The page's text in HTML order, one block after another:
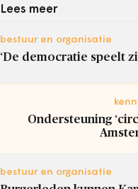
Lees meer
bestuur en organisatie
‘De democratie speelt
Ondersteuning
bestuur en organisatie